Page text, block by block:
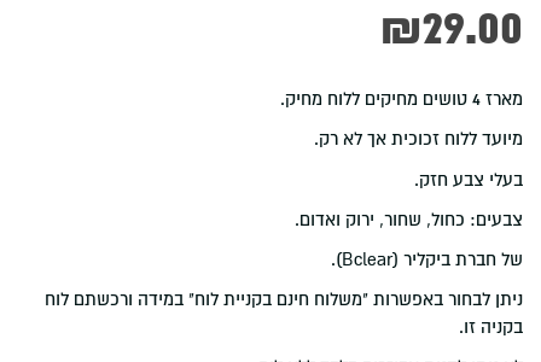
₪29.00
מארז 4 טושים מחיקים ללוח מחיק.
מיועד ללוח זכוכית אך לא רק.
בעלי צבע חזק.
צבעים: כחול, שחור, ירוק ואדום.
של חברת ביקליר (Bclear).
ניתן לבחור באפשרות "משלוח חינם בקניית לוח" במידה ורכשתם לוח
בקניה זו.